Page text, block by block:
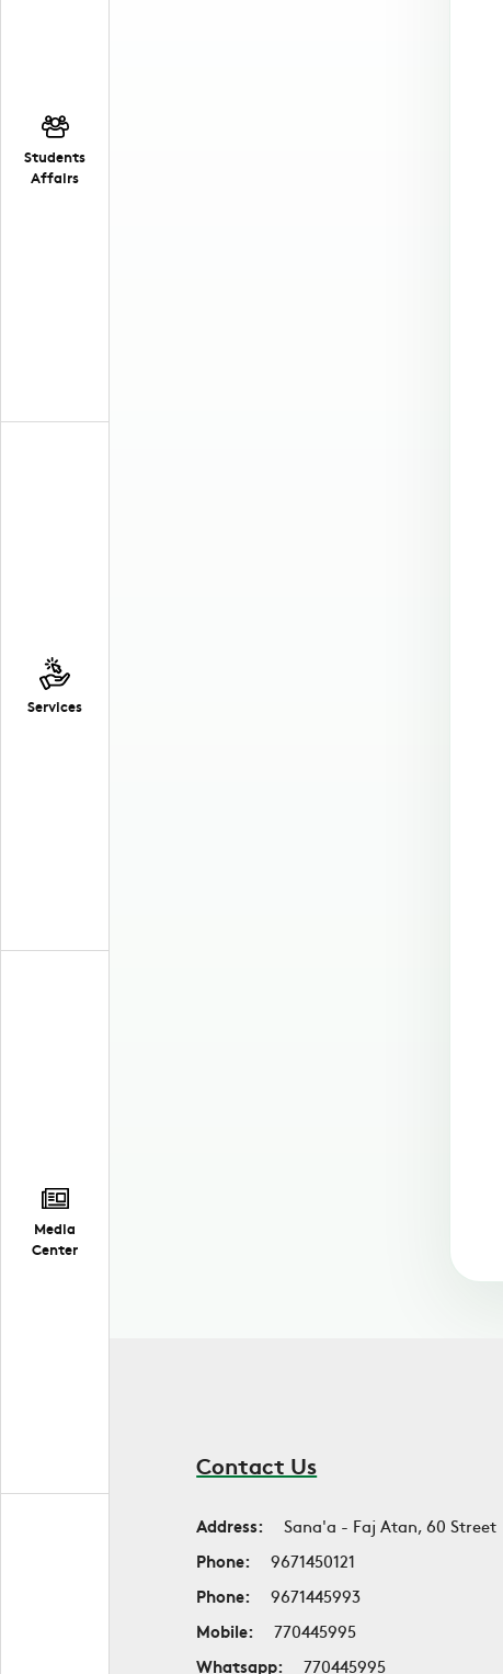
Students
Affairs
Services
Media
Center
Contact Us
Address:
Sana'a - Faj Atan, 60 Street
Phone:
9671450121
Phone:
9671445993
Mobile:
770445995
Whatsapp:
770445995